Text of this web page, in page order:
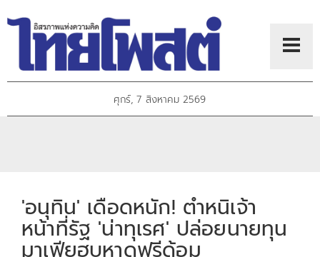
ศุกร์, 7 สิงหาคม 2569
'อนุทิน' เดือดหนัก! ตำหนิเจ้า
หน้าที่รัฐ 'น่าทุเรศ' ปล่อยนายทุน
มาเฟียฮุบหาดฟรีด้อม